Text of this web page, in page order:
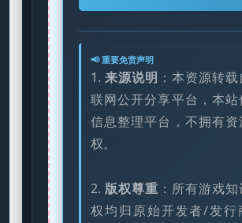
📢 重要免责声明
1. 来源说明 ：本资源转
联网公开分享平台，本站
信息整理平台，不拥有资
权。
2. 版权尊重 ：所有游戏
权均归原始开发者/发行